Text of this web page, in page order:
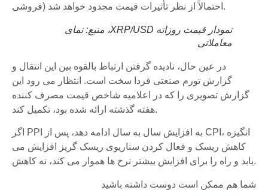
فروشی) احتمالاً از نظر تأثیرات قیمت محدود خواهد شد.
نمودار قیمت روزانه XRP/USD، منبع:
نمای
معاملاتی
در عین حال، نادیده گرفتن ارتباط بالقوه بین این انتقال و
گزارش تورم صنعتی فردا سخت است. انتظار می رود این
گزارش تصویری را که در اعلامیه شاخص قیمت مصرف کننده
هفته گذشته ارائه شده بود، تکمیل کند.
اگر PPI به افزایش سال به سال ادامه دهد، پس از CPI، انگیزه
کاهش ریسک و فعال کردن سناریوی ریسک گریز افزایش می
یابد و راه را برای افزایش بیشتر نرخ ها هموار می کند، نه کاهش.
شما هم ممکن است دوست داشته باشید